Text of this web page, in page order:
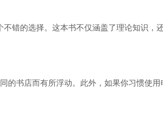
错的选择。这本书不仅涵盖了理论知识，
的书店而有所浮动。此外，如果你习惯使